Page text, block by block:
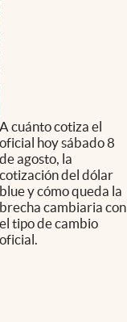
A cuánto cotiza el
oficial hoy sábado 8
de agosto, la
cotización del dólar
blue y cómo queda la
brecha cambiaria con
el tipo de cambio
oficial.